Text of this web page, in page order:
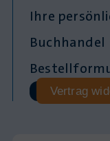
Ihre
Buchhandel
Vertrag